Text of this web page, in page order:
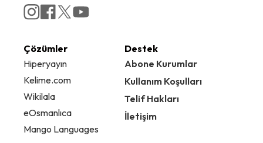
Çözümler
Hiperyayın
Kelime.com
Wikilala
eOsmanlıca
Mango Languages
Destek
Abone Kurumlar
Kullanım Koşulları
Telif Hakları
İletişim